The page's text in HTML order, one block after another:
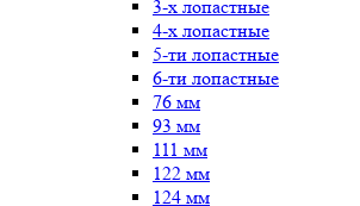
3-х лопастные
4-х лопастные
5-ти лопастные
6-ти лопастные
76 мм
93 мм
111 мм
122 мм
124 мм